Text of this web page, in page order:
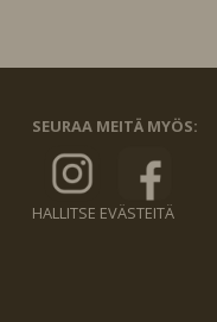
SEURAA MEITÄ MYÖS:
HALLITSE EVÄSTEITÄ